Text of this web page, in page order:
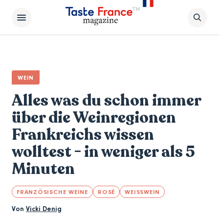
WEIN
Alles was du schon immer
über die Weinregionen
Frankreichs wissen
wolltest - in weniger als 5
Minuten
FRANZÖSISCHE WEINE ROSÉ WEISSWEIN
Von Vicki Denig